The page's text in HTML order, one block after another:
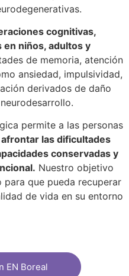
cognitivas,
niños, adultos y
de memoria, atención
ansiedad, impulsividad,
derivados de daño
permite a las personas
las dificultades
conservadas y
Nuestro objetivo
para que pueda recuperar
de vida en su entorno
EN Boreal